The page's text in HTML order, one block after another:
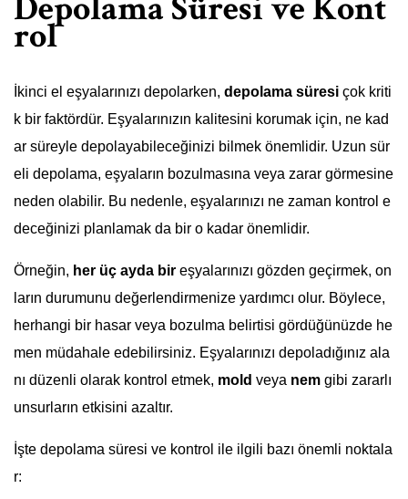
rol
İkinci el eşyalarınızı depolarken, depolama süresi çok kriti
k bir faktördür. Eşyalarınızın kalitesini korumak için, ne kad
ar süreyle depolayabileceğinizi bilmek önemlidir. Uzun sür
eli depolama, eşyaların bozulmasına veya zarar görmesine
neden olabilir. Bu nedenle, eşyalarınızı ne zaman kontrol e
deceğinizi planlamak da bir o kadar önemlidir.
Örneğin, her üç ayda bir eşyalarınızı gözden geçirmek, on
ların durumunu değerlendirmenize yardımcı olur. Böylece,
herhangi bir hasar veya bozulma belirtisi gördüğünüzde he
men müdahale edebilirsiniz. Eşyalarınızı depoladığınız ala
nı düzenli olarak kontrol etmek, mold veya nem gibi zararlı
unsurların etkisini azaltır.
İşte depolama süresi ve kontrol ile ilgili bazı önemli noktala
r: